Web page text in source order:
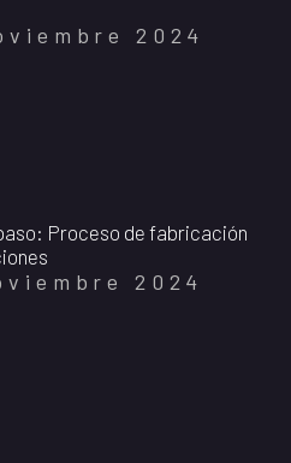
2024
Proceso de fabricación
2024